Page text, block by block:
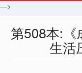
—>
第508本:《
生活